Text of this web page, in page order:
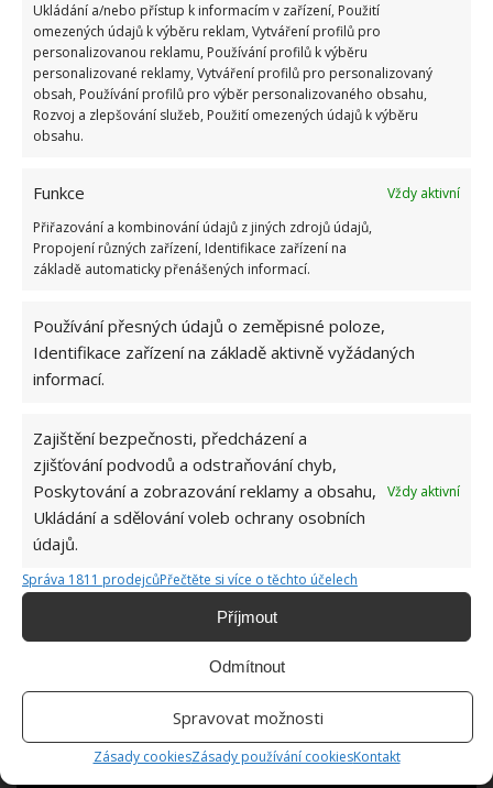
Ukládání a/nebo přístup k informacím v zařízení, Použití
omezených údajů k výběru reklam, Vytváření profilů pro
personalizovanou reklamu, Používání profilů k výběru
personalizované reklamy, Vytváření profilů pro personalizovaný
obsah, Používání profilů pro výběr personalizovaného obsahu,
Rozvoj a zlepšování služeb, Použití omezených údajů k výběru
obsahu.
Funkce
Vždy aktivní
Přiřazování a kombinování údajů z jiných zdrojů údajů,
Propojení různých zařízení, Identifikace zařízení na
základě automaticky přenášených informací.
Používání přesných údajů o zeměpisné poloze,
Identifikace zařízení na základě aktivně vyžádaných
informací.
Zajištění bezpečnosti, předcházení a
zjišťování podvodů a odstraňování chyb,
Poskytování a zobrazování reklamy a obsahu,
Ukládání a sdělování voleb ochrany osobních
údajů.
Vždy aktivní
Správa 1811 prodejcůPřečtěte si více o těchto účelech
Příjmout
Odmítnout
Spravovat možnosti
Zásady cookiesZásady používání cookiesKontakt
Také se vám líbí industriální styl, pro který je typické
využívání vysloužilých trubek? Tento mě osobně
velmi uchvátil, protože tento styl zbožňuji. Možná
velice drahé. Vyrobit si je můžete však sami. Výroba
zabere pokročilému začátečníkovi cca 12 až 14
regálovou jednotku anebo vám výroba zabere více
času a vyrobíte si ji sami. Dřevěné desky lze použít i
starší a recyklovat. Budete muset obrousit, začistit,
ošetřit, nařezat a namořit dřevo.
Inspirace na DIY stůl s dřevěným
efektem